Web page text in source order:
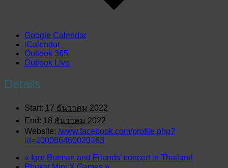
Google Calendar
iCalendar
Outlook 365
Outlook Live
Details
Start: 17 ธันวาคม 2022
End: 18 ธันวาคม 2022
Website: /www.facebook.com/profile.php?
id=100086460020163
« Igor Butman and Friends’ concert in Thailand